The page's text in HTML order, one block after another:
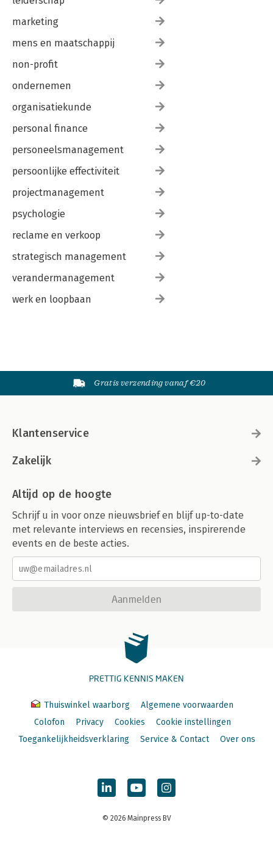
marketing
mens en maatschappij
non-profit
ondernemen
organisatiekunde
personal finance
personeelsmanagement
persoonlijke effectiviteit
projectmanagement
psychologie
reclame en verkoop
strategisch management
verandermanagement
werk en loopbaan
Gratis verzending vanaf €20
Klantenservice
Zakelijk
Altijd op de hoogte
Schrijf u in voor onze nieuwsbrief en blijf up-to-date
met relevante interviews en recensies, inspirerende
events en de beste acties.
Aanmelden
PRETTIG KENNIS MAKEN
Thuiswinkel waarborg
Algemene voorwaarden
Colofon
Privacy Cookies
Cookie instellingen
Toegankelijkheidsverklaring
Service & Contact Over ons
© 2026 Mainpress BV